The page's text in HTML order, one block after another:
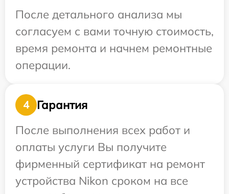
После детального анализа мы
согласуем с вами точную стоимость,
время ремонта и начнем ремонтные
операции.
4
Гарантия
После выполнения всех работ и
оплаты услуги Вы получите
фирменный сертификат на ремонт
устройства Nikon сроком на все